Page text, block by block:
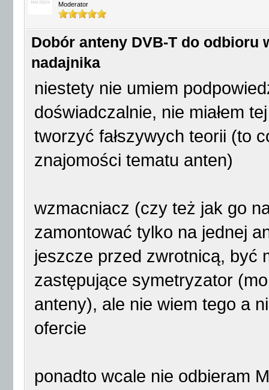
Moderator
Dobór anteny DVB-T do
nadajnika
niestety nie umiem
doświadczalnie, nie miałem
tworzyć fałszywych teorii (to
znajomości tematu anten)
wzmacniacz (czy też jak go
zamontować tylko na jednej
jeszcze przed zwrotnicą, być
zastępujące symetryzator
anteny), ale nie wiem tego a
ofercie
ponadto wcale nie odbieram